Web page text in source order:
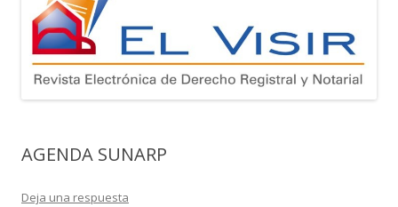
AGENDA SUNARP
Deja una respuesta